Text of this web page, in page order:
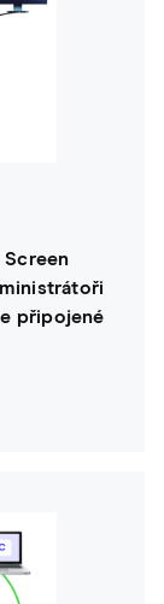
připojené